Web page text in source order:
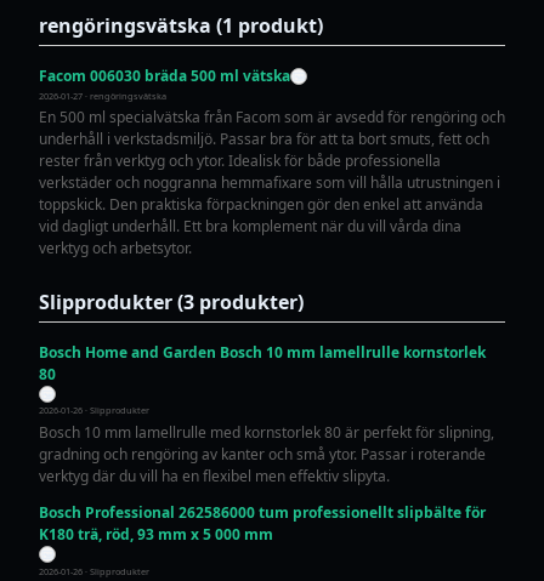
rengöringsvätska (1 produkt)
Facom 006030 bräda 500 ml vätska
2026-01-27 · rengöringsvätska
En 500 ml specialvätska från Facom som är avsedd för rengöring och
underhåll i verkstadsmiljö. Passar bra för att ta bort smuts, fett och
rester från verktyg och ytor. Idealisk för både professionella
verkstäder och noggranna hemmafixare som vill hålla utrustningen i
toppskick. Den praktiska förpackningen gör den enkel att använda
vid dagligt underhåll. Ett bra komplement när du vill vårda dina
verktyg och arbetsytor.
Slipprodukter (3 produkter)
Bosch Home and Garden Bosch 10 mm lamellrulle kornstorlek
80
2026-01-26 · Slipprodukter
Bosch 10 mm lamellrulle med kornstorlek 80 är perfekt för slipning,
gradning och rengöring av kanter och små ytor. Passar i roterande
verktyg där du vill ha en flexibel men effektiv slipyta.
Bosch Professional 262586000 tum professionellt slipbälte för
K180 trä, röd, 93 mm x 5 000 mm
2026-01-26 · Slipprodukter